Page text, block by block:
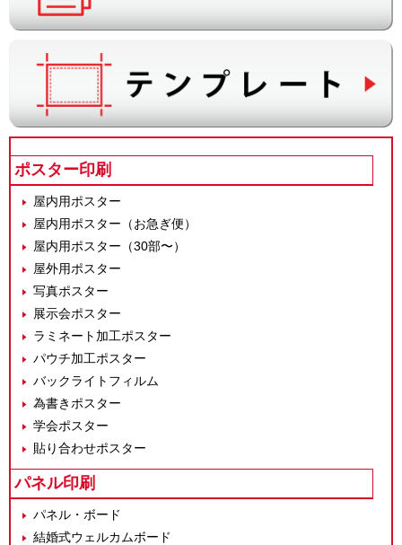
ポスター印刷
屋内用ポスター
屋内用ポスター（お急ぎ便）
屋内用ポスター（30部〜）
屋外用ポスター
写真ポスター
展示会ポスター
ラミネート加工ポスター
パウチ加工ポスター
バックライトフィルム
為書きポスター
学会ポスター
貼り合わせポスター
パネル印刷
パネル・ボード
結婚式ウェルカムボード